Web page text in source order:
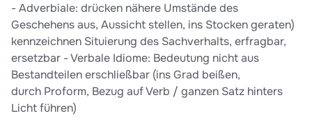
- Adverbiale: drücken nähere Umstände des
Geschehens aus, Aussicht stellen, ins Stocken geraten)
kennzeichnen Situierung des Sachverhalts, erfragbar,
ersetzbar - Verbale Idiome: Bedeutung nicht aus
Bestandteilen erschließbar (ins Grad beißen,
durch Proform, Bezug auf Verb / ganzen Satz hinters
Licht führen)